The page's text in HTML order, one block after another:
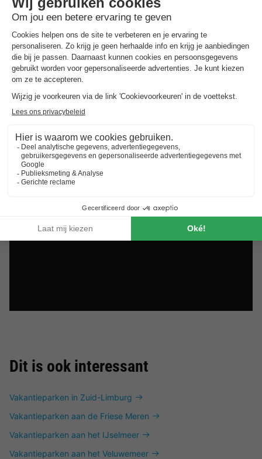
Best beoordeelde vakantieparken in
Bas-Rhin.
Vind de selectie van vakantieparken in Bas-Rhin met de
beste reviews.
Dit is ook interessant
Vakantieparken in Zuid-Limburg
Vakantieparken aan de Friese Meren
Vakantieparken aan het IJselmeer
Vakantieparken aan het Veluwemeer